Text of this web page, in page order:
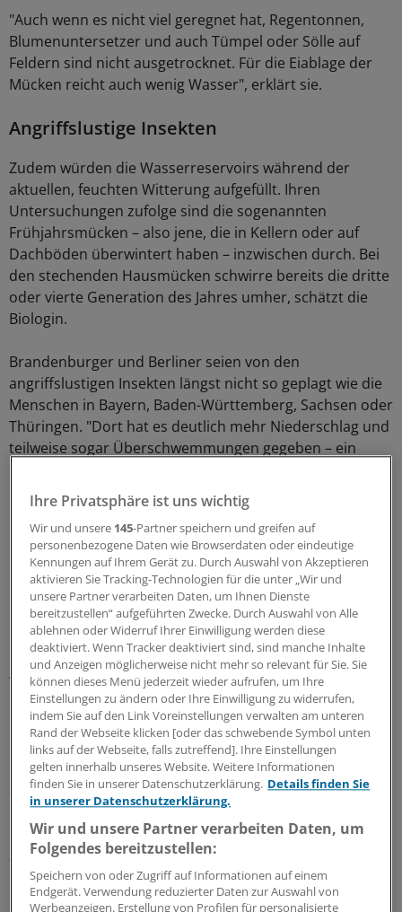
"Auch wenn es nicht viel geregnet hat, Regentonnen,
Blumenuntersetzer und auch Tümpel oder Sölle auf
Feldern sind nicht ausgetrocknet. Für die Eiablage der
Mücken reicht auch wenig Wasser", erklärt sie.
Angriffslustige Insekten
Zudem würden die Wasserreservoirs während der
aktuellen, feuchten Witterung aufgefüllt. Ihren
Untersuchungen zufolge sind die sogenannten
Frühjahrsmücken – also jene, die in Kellern oder auf
Dachböden überwintert haben – inzwischen durch. Bei
den stechenden Hausmücken schwirre bereits die dritte
oder vierte Generation des Jahres umher, schätzt die
Biologin.
Brandenburger und Berliner seien von den
angriffslustigen Insekten längst nicht so geplagt wie die
Menschen in Bayern, Baden-Württemberg, Sachsen oder
Thüringen. "Dort hat es deutlich mehr Niederschlag und
teilweise sogar Überschwemmungen gegeben – ein
Bis zum Ende der Fußball-WM Mitte Juli müssten
Sportfreunde mit dem Mücken-Ansturm auf jeden Fall
noch leben – genau wie alle anderen, die ihre Freizeit bei
schönem Wetter gerne draußen verbringen, etwa beim
Grillen, in Open-Air-Kinos oder beim Baden am See.
Prognose nur schwer möglich
Wie sich die Population danach entwickelt, lasse sich
noch nicht prognostizieren. "Weiter als die
Meteorologen können wir auch nicht vorausschauen.
Bleibt der Sommer warm und feucht, begünstigt das das
Schlüpfen weiterer Exemplare. Das müssen wir
abwarten", erklärt Walther.
Dass es aktuell viele Mücken gibt, zeige sich auch an der
Zahl der Einsendungen für den Mückenatlas. "Wir haben
in diesem Jahr bereits gut 1000 Einsendungen mit rund
3500 Tieren erhalten", sagt die Mückenexpertin.
Ihre Privatsphäre ist uns wichtig
Wir und unsere 145-Partner speichern und greifen auf
personenbezogene Daten wie Browserdaten oder eindeutige
Kennungen auf Ihrem Gerät zu. Durch Auswahl von Akzeptieren
aktivieren Sie Tracking-Technologien für die unter „Wir und
unsere Partner verarbeiten Daten, um Ihnen Dienste
bereitzustellen“ aufgeführten Zwecke. Durch Auswahl von Alle
ablehnen oder Widerruf Ihrer Einwilligung werden diese
deaktiviert. Wenn Tracker deaktiviert sind, sind manche Inhalte
und Anzeigen möglicherweise nicht mehr so relevant für Sie. Sie
können dieses Menü jederzeit wieder aufrufen, um Ihre
Einstellungen zu ändern oder Ihre Einwilligung zu widerrufen,
indem Sie auf den Link Voreinstellungen verwalten am unteren
Rand der Webseite klicken [oder das schwebende Symbol unten
links auf der Webseite, falls zutreffend]. Ihre Einstellungen
gelten innerhalb unseres Website. Weitere Informationen
finden Sie in unserer Datenschutzerklärung. Details finden Sie
in unserer Datenschutzerklärung.
Wir und unsere Partner verarbeiten Daten, um
Folgendes bereitzustellen:
Speichern von oder Zugriff auf Informationen auf einem
Endgerät. Verwendung reduzierter Daten zur Auswahl von
Werbeanzeigen. Erstellung von Profilen für personalisierte